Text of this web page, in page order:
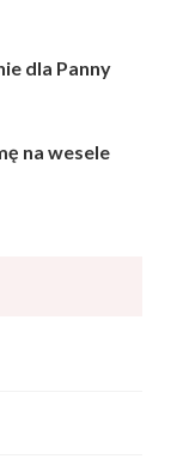
dla Panny
na wesele